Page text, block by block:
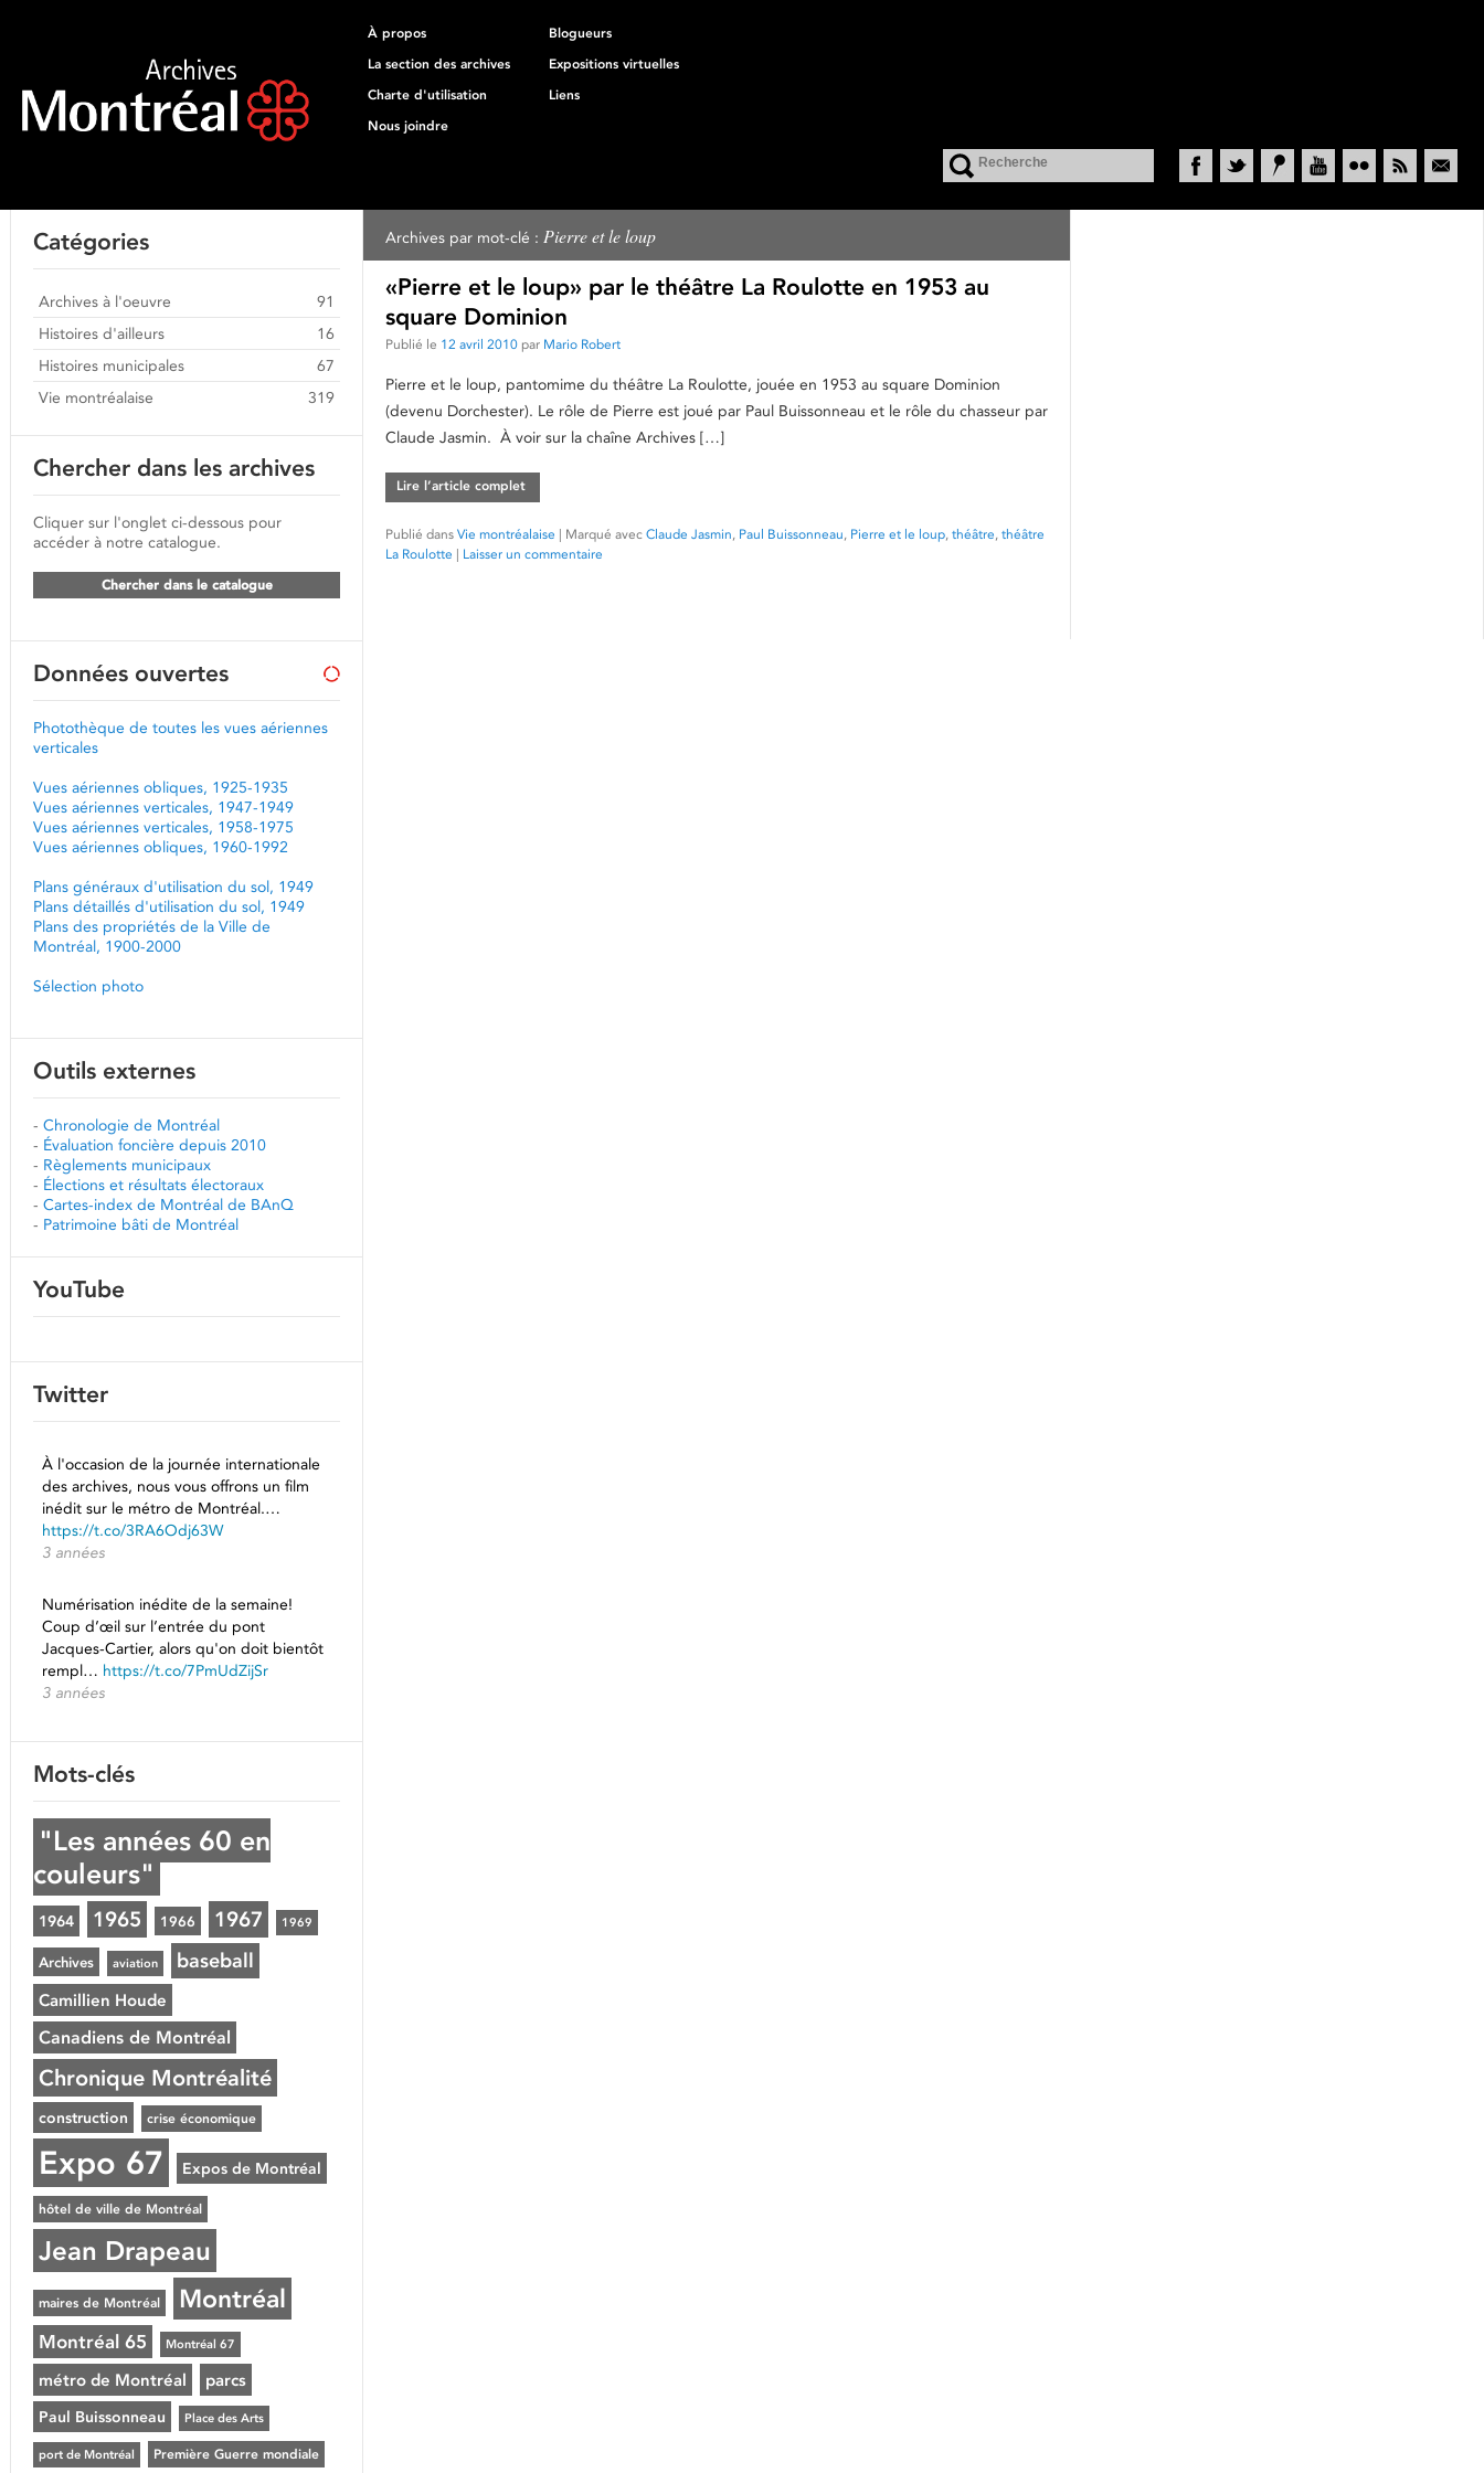
À propos
Blogueurs
La section des archives
Expositions virtuelles
Charte d'utilisation
Liens
Nous joindre
Archives par mot-clé : Pierre et le loup
«Pierre et le loup» par le théâtre La Roulotte en 1953 au
square Dominion
Publié le 12 avril 2010 par Mario Robert
Pierre et le loup, pantomime du théâtre La Roulotte, jouée en 1953 au square Dominion
(devenu Dorchester). Le rôle de Pierre est joué par Paul Buissonneau et le rôle du chasseur par
Claude Jasmin. À voir sur la chaîne Archives […]
Lire l’article complet
Publié dans Vie montréalaise | Marqué avec Claude Jasmin, Paul Buissonneau, Pierre et le loup, théâtre, théâtre
La Roulotte | Laisser un commentaire
Catégories
Archives à l'oeuvre
91
Histoires d'ailleurs
16
Histoires municipales
67
Vie montréalaise
319
Chercher dans les archives
Cliquer sur l'onglet ci-dessous pour
accéder à notre catalogue.
Chercher dans le catalogue
Données ouvertes
Photothèque de toutes les vues aériennes
verticales
Vues aériennes obliques, 1925-1935
Vues aériennes verticales, 1947-1949
Vues aériennes verticales, 1958-1975
Vues aériennes obliques, 1960-1992
Plans généraux d'utilisation du sol, 1949
Plans détaillés d'utilisation du sol, 1949
Plans des propriétés de la Ville de
Montréal, 1900-2000
Sélection photo
Outils externes
- Chronologie de Montréal
- Évaluation foncière depuis 2010
- Règlements municipaux
- Élections et résultats électoraux
- Cartes-index de Montréal de BAnQ
- Patrimoine bâti de Montréal
YouTube
Twitter
À l'occasion de la journée internationale
des archives, nous vous offrons un film
inédit sur le métro de Montréal.…
https://t.co/3RA6Odj63W
3 années
Numérisation inédite de la semaine!
Coup d’œil sur l’entrée du pont
Jacques-Cartier, alors qu'on doit bientôt
rempl… https://t.co/7PmUdZijSr
3 années
Mots-clés
"Les années 60 en
couleurs"
1964 1965 1966 1967 1969
Archives aviation baseball
Camillien Houde
Canadiens de Montréal
Chronique Montréalité
construction crise économique
Expo 67 Expos de Montréal
hôtel de ville de Montréal
Jean Drapeau
maires de Montréal Montréal
Montréal 65 Montréal 67
métro de Montréal parcs
Paul Buissonneau Place des Arts
port de Montréal Première Guerre mondiale